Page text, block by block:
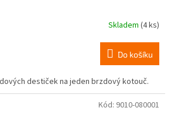
Skladem(4 ks)
Do košíku
destiček na jeden brzdový kotouč.
Kód: 9010-080001